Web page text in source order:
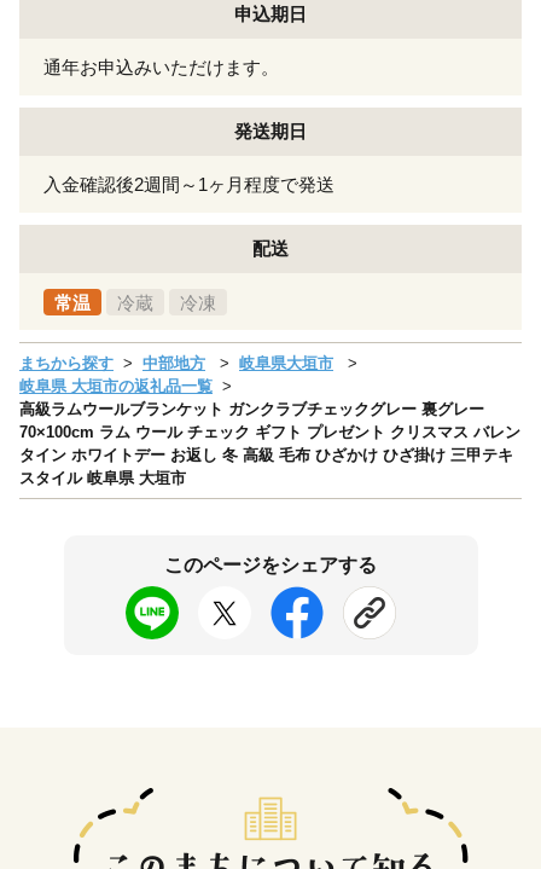
申込期日
通年お申込みいただけます。
発送期日
入金確認後2週間～1ヶ月程度で発送
配送
常温 冷蔵 冷凍
まちから探す 中部地方
岐阜県大垣市
岐阜県 大垣市の返礼品一覧
高級ラムウールブランケット ガンクラブチェックグレー 裏グレー
70×100cm ラム ウール チェック ギフト プレゼント クリスマス バレン
タイン ホワイトデー お返し 冬 高級 毛布 ひざかけ ひざ掛け 三甲テキ
スタイル 岐阜県 大垣市
このページをシェアする